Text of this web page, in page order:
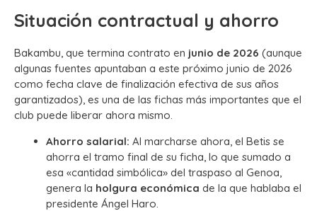
Situación contractual y ahorro
Bakambu, que termina contrato en junio de 2026 (aunque
algunas fuentes apuntaban a este próximo junio de 2026
como fecha clave de finalización efectiva de sus años
garantizados), es una de las fichas más importantes que el
club puede liberar ahora mismo.
Ahorro salarial: Al marcharse ahora, el Betis se
ahorra el tramo final de su ficha, lo que sumado a
esa «cantidad simbólica» del traspaso al Genoa,
genera la holgura económica de la que hablaba el
presidente Ángel Haro.